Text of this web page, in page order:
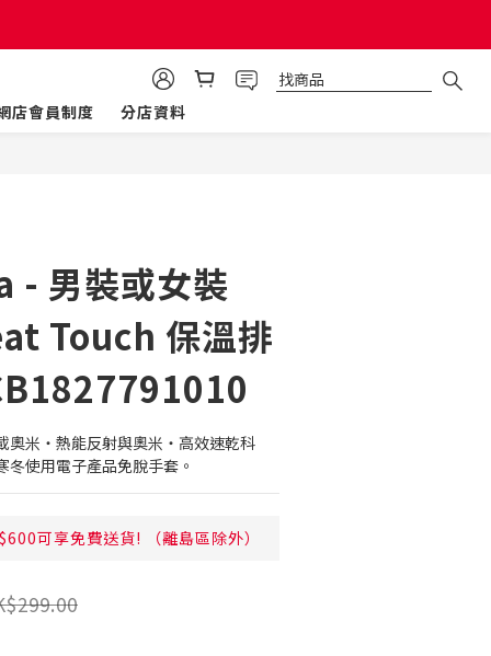
店會員制度 分店資料
男裝或女裝
Touch 保溫排
奧米・熱能反射與奧米・高效速乾科
使用電子產品免脫手套。
可享免費送貨! （離島區除外）